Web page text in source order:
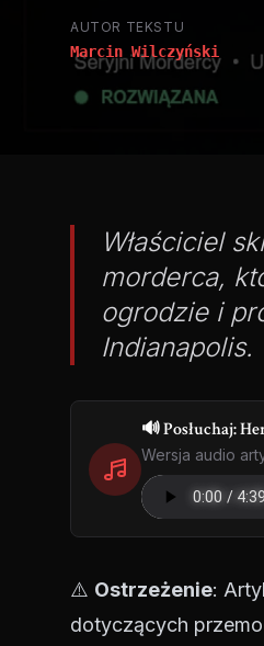
AUTOR TEKSTU
Marcin Wilczyński
Właściciel
morderca,
ogrodzie i
Indianapolis.
🔊 Posłuchaj:
Wersja audio
⚠️ Ostrzeżenie:
dotyczących